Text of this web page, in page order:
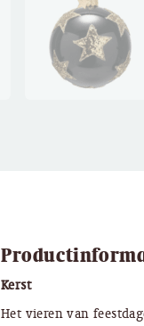
Kerst
Het vieren van